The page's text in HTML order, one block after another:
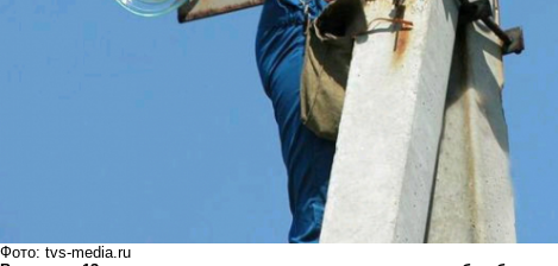
Фото: tvs-media.ru